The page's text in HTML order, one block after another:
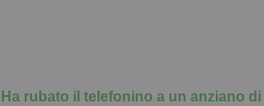
Ha rubato il telefonino a un anziano di